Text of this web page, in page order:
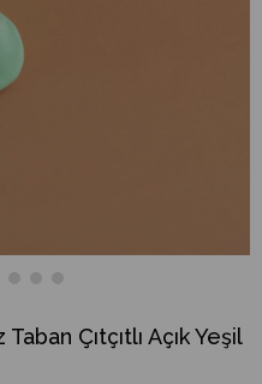
Çıtçıtlı Açık Yeşil